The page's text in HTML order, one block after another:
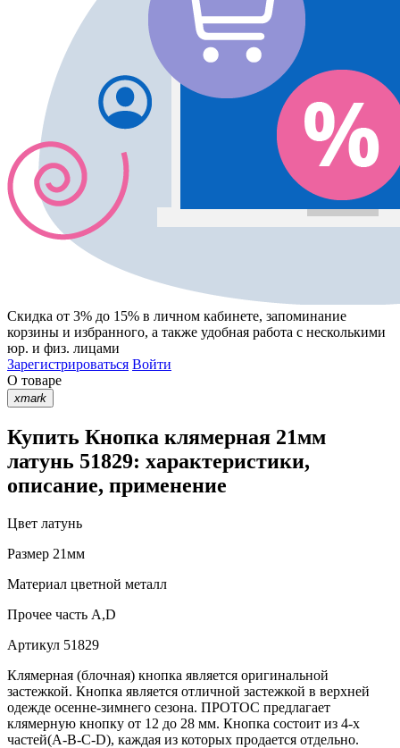
Скидка от 3% до 15% в личном кабинете, запоминание
корзины и избранного, а также удобная работа с несколькими
юр. и физ. лицами
Зарегистрироваться Войти
О товаре
xmark
Купить Кнопка клямерная 21мм
латунь 51829: характеристики,
описание, применение
Цвет латунь
Размер 21мм
Материал цветной металл
Прочее часть А,D
Артикул 51829
Клямерная (блочная) кнопка является оригинальной
застежкой. Кнопка является отличной застежкой в верхней
одежде осенне-зимнего сезона. ПРОТОС предлагает
клямерную кнопку от 12 до 28 мм. Кнопка состоит из 4-х
частей(А-В-С-D), каждая из которых продается отдельно.